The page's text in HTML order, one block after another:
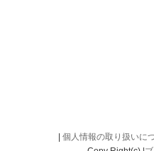
個人情報の取り扱いに